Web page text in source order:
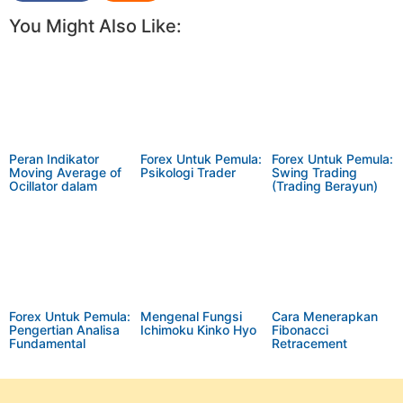
You Might Also Like:
Peran Indikator
Moving Average of
Ocillator dalam
Forex Untuk Pemula:
Psikologi Trader
Forex Untuk Pemula:
Swing Trading
(Trading Berayun)
Forex Untuk Pemula:
Pengertian Analisa
Fundamental
Mengenal Fungsi
Ichimoku Kinko Hyo
Cara Menerapkan
Fibonacci
Retracement